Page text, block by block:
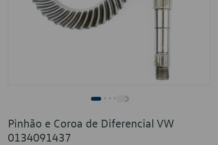
Pinhão e Coroa de Diferencial VW
0134091437